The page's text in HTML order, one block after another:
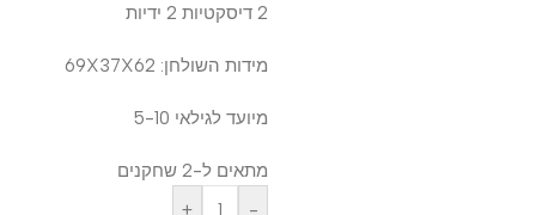
2 דיסקטיות 2 ידיות
מידות השולחן: 69X37X62
מיועד לגילאי 5-10
מתאים ל-2 שחקנים
-
+